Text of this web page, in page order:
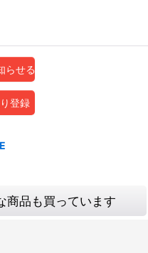
らせる
登録
商品も買っています